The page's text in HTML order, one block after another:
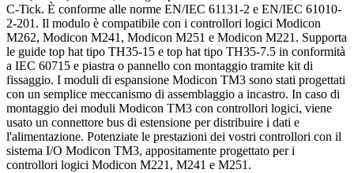
C-Tick. È conforme alle norme EN/IEC 61131-2 e EN/IEC 61010-
2-201. Il modulo è compatibile con i controllori logici Modicon
M262, Modicon M241, Modicon M251 e Modicon M221. Supporta
le guide top hat tipo TH35-15 e top hat tipo TH35-7.5 in conformità
a IEC 60715 e piastra o pannello con montaggio tramite kit di
fissaggio. I moduli di espansione Modicon TM3 sono stati progettati
con un semplice meccanismo di assemblaggio a incastro. In caso di
montaggio dei moduli Modicon TM3 con controllori logici, viene
usato un connettore bus di estensione per distribuire i dati e
l'alimentazione. Potenziate le prestazioni dei vostri controllori con il
sistema I/O Modicon TM3, appositamente progettato per i
controllori logici Modicon M221, M241 e M251.